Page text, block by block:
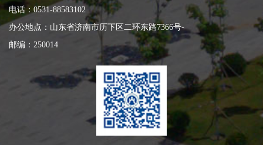
电话：0531-88583102
办公地点：山东省济南市历下区二环东路7366号-
邮编：250014